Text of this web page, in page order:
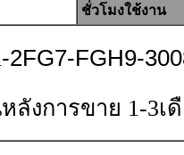
ชั่วโมงใช้งาน
-2FG7-FGH9-
ลังการขาย 1-3เ